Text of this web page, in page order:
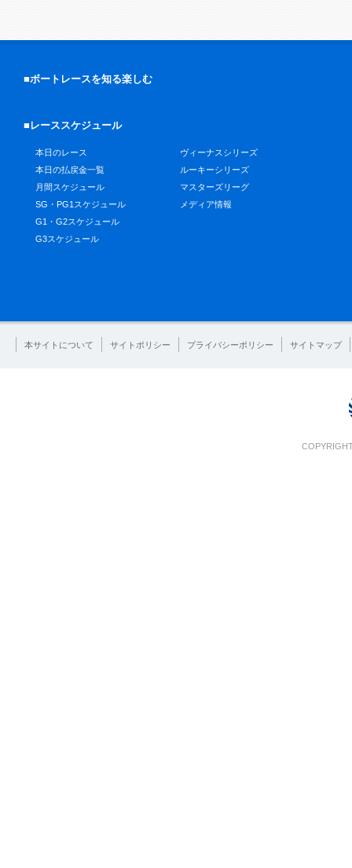
■ボートレースを知る楽しむ
■レーススケジュール
本日のレース
本日の払戻金一覧
月間スケジュール
SG・PG1スケジュール
G1・G2スケジュール
G3スケジュール
ヴィーナスシリーズ
ルーキーシリーズ
マスターズリーグ
メディア情報
本サイトについて サイトポリシー プライバシーポリシー サイトマップ